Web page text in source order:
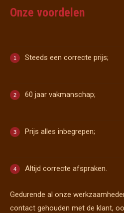
Onze voordelen
Steeds een correcte prijs;
60 jaar vakmanschap;
Prijs alles inbegrepen;
Altijd correcte afspraken.
Gedurende al onze
contact gehouden met de klant,